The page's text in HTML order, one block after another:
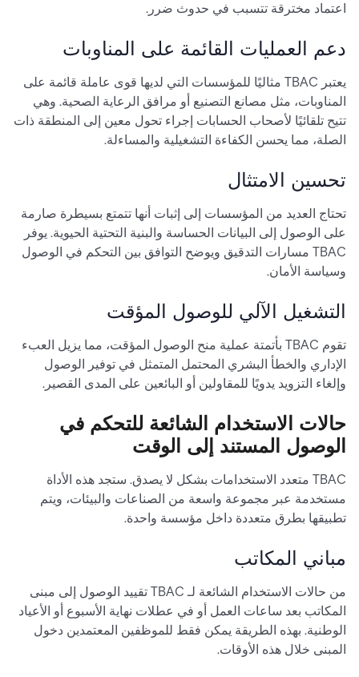
اعتماد مخترقة تتسبب في حدوث ضرر.
دعم العمليات القائمة على المناوبات
يعتبر TBAC مثاليًا للمؤسسات التي لديها قوى عاملة قائمة على
المناوبات، مثل مصانع التصنيع أو مرافق الرعاية الصحية. وهي
تتيح تلقائيًا لأصحاب الحسابات إجراء تحول معين إلى المنطقة ذات
الصلة، مما يحسن الكفاءة التشغيلية والمساءلة.
تحسين الامتثال
تحتاج العديد من المؤسسات إلى إثبات أنها تتمتع بسيطرة صارمة
على الوصول إلى البيانات الحساسة والبنية التحتية الحيوية. يوفر
TBAC مسارات التدقيق ويوضح التوافق بين التحكم في الوصول
وسياسة الأمان.
التشغيل الآلي للوصول المؤقت
تقوم TBAC بأتمتة عملية منح الوصول المؤقت، مما يزيل العبء
الإداري والخطأ البشري المحتمل المتمثل في توفير الوصول
وإلغاء التزويد يدويًا للمقاولين أو البائعين على المدى القصير.
حالات الاستخدام الشائعة للتحكم في
الوصول المستند إلى الوقت
TBAC متعدد الاستخدامات بشكل لا يصدق. ستجد هذه الأداة
مستخدمة عبر مجموعة واسعة من الصناعات والبيئات، ويتم
تطبيقها بطرق متعددة داخل مؤسسة واحدة.
مباني المكاتب
من حالات الاستخدام الشائعة لـ TBAC تقييد الوصول إلى مبنى
المكاتب بعد ساعات العمل أو في عطلات نهاية الأسبوع أو الأعياد
الوطنية. بهذه الطريقة يمكن فقط للموظفين المعتمدين دخول
المبنى خلال هذه الأوقات.